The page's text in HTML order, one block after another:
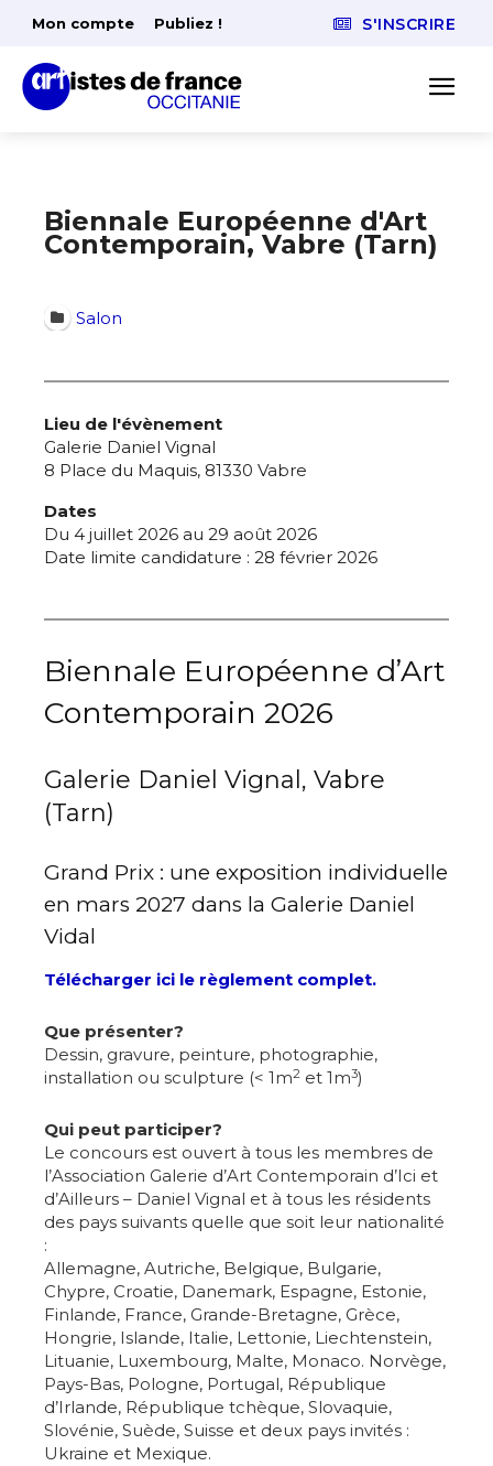
Mon compte Publiez ! S'INSCRIRE
Biennale Européenne d'Art
Contemporain, Vabre (Tarn)
Salon
Lieu de l'évènement
Galerie Daniel Vignal
8 Place du Maquis, 81330 Vabre
Dates
Du 4 juillet 2026 au 29 août 2026
Date limite candidature : 28 février 2026
Biennale Européenne d’Art
Contemporain 2026
Galerie Daniel Vignal, Vabre
(Tarn)
Grand Prix : une exposition individuelle
en mars 2027 dans la Galerie Daniel
Vidal
Télécharger ici le règlement complet.
Que présenter?
Dessin, gravure, peinture, photographie,
installation ou sculpture (< 1m2 et 1m3)
Qui peut participer?
Le concours est ouvert à tous les membres de
l’Association Galerie d’Art Contemporain d’Ici et
d’Ailleurs – Daniel Vignal et à tous les résidents
des pays suivants quelle que soit leur nationalité
:
Allemagne, Autriche, Belgique, Bulgarie,
Chypre, Croatie, Danemark, Espagne, Estonie,
Finlande, France, Grande-Bretagne, Grèce,
Hongrie, Islande, Italie, Lettonie, Liechtenstein,
Lituanie, Luxembourg, Malte, Monaco. Norvège,
Pays-Bas, Pologne, Portugal, République
d’Irlande, République tchèque, Slovaquie,
Slovénie, Suède, Suisse et deux pays invités :
Ukraine et Mexique.